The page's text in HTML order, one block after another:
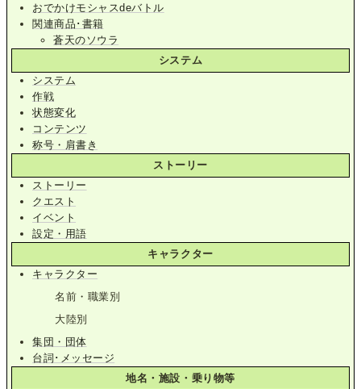
おでかけモシャスdeバトル
関連商品･書籍
蒼天のソウラ
システム
システム
作戦
状態変化
コンテンツ
称号・肩書き
ストーリー
ストーリー
クエスト
イベント
設定・用語
キャラクター
キャラクター
名前・職業別
大陸別
集団・団体
台詞･メッセージ
地名・施設・乗り物等